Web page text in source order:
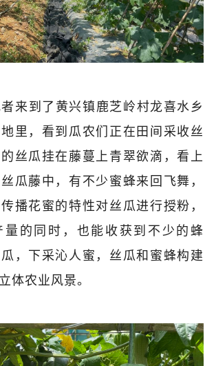
来到了黄兴镇鹿芝岭村龙喜水乡
里，看到瓜农们正在田间采收丝
丝瓜挂在藤蔓上青翠欲滴，看上
瓜藤中，有不少蜜蜂来回飞舞，
播花蜜的特性对丝瓜进行授粉，
量的同时，也能收获到不少的蜂
，下采沁人蜜，丝瓜和蜜蜂构建
体农业风景。